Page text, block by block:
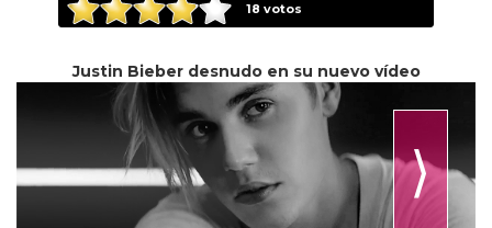
18 votos
Justin Bieber desnudo en su nuevo vídeo
⟩